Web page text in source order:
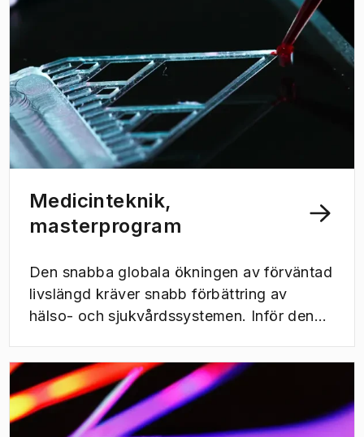
Medicinteknik,
masterprogram
Den snabba globala ökningen av förväntad
livslängd kräver snabb förbättring av
hälso- och sjukvårdssystemen. Inför den
viktig funktion genom att överbrygga
klyftan mellan konstruktion- och
problemlösning inom traditionell
ingenjörsvetenskap, biologi och